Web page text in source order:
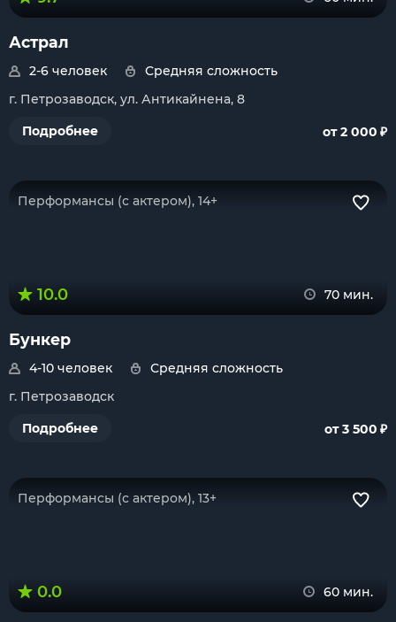
Астрал
2-6 человек
Средняя сложность
г. Петрозаводск, ул. Антикайнена, 8
Подробнее
от 2 000 ₽
Перформансы (с актером), 14+
10.0 70 мин.
Бункер
4-10 человек
Средняя сложность
г. Петрозаводск
Подробнее
от 3 500 ₽
Перформансы (с актером), 13+
0.0 60 мин.